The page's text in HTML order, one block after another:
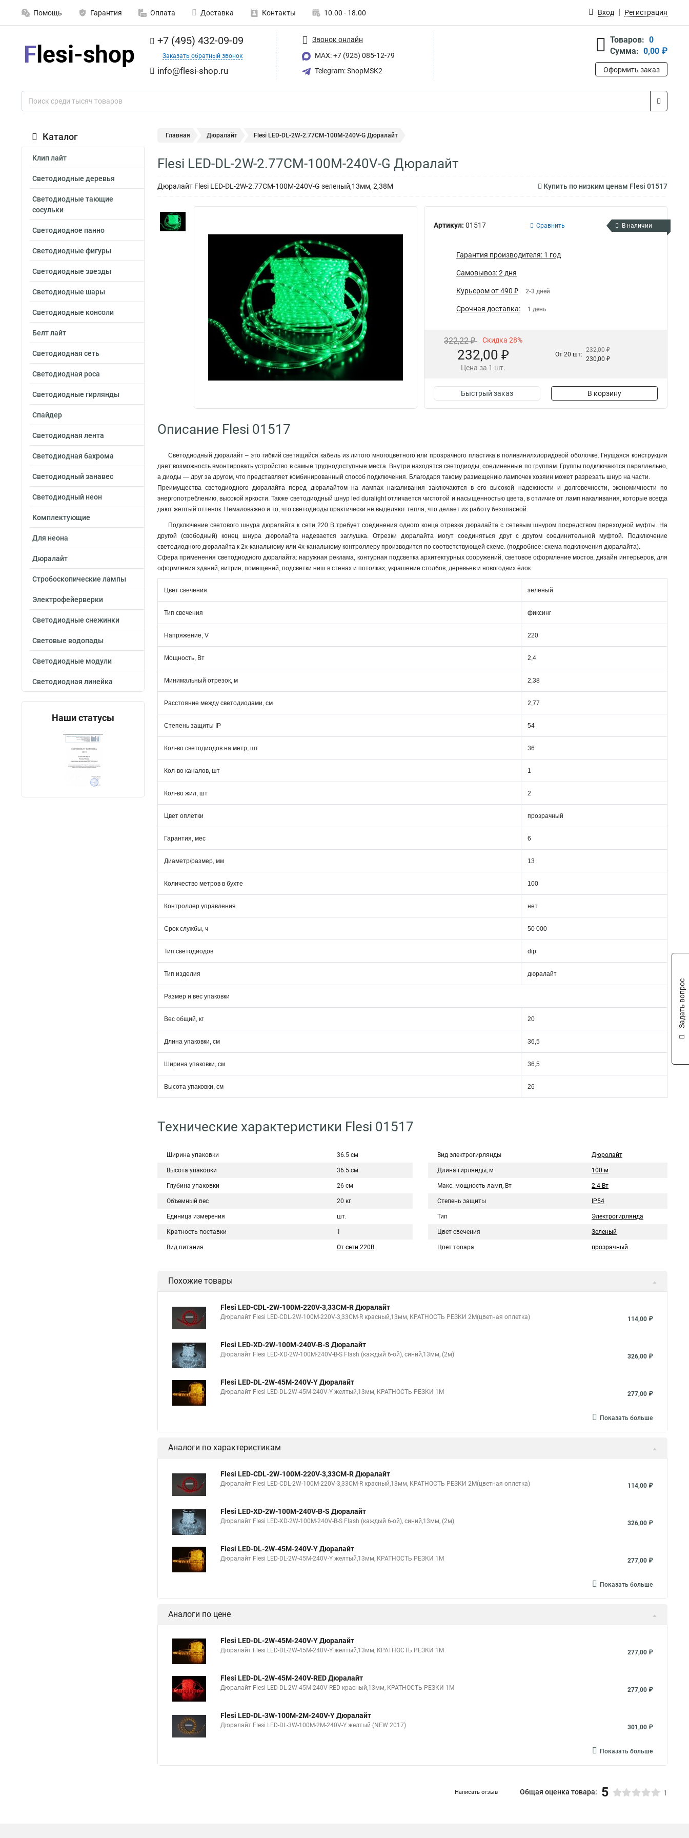
Помощь Гарантия Оплата Доставка Контакты 10.00 - 18.00 Вход Регистрация
+7 (495) 432-09-09
Заказать обратный звонок
info@flesi-shop.ru
Звонок онлайн
MAX: +7 (925) 085-12-79
Telegram: ShopMSK2
Товаров: 0
Сумма: 0,00 ₽
Оформить заказ
Каталог
Клип лайт
Светодиодные деревья
Светодиодные тающие
сосульки
Светодиодное панно
Светодиодные фигуры
Светодиодные звезды
Светодиодные шары
Светодиодные консоли
Белт лайт
Светодиодная сеть
Светодиодная роса
Светодиодные гирлянды
Спайдер
Светодиодная лента
Светодиодная бахрома
Светодиодный занавес
Светодиодный неон
Комплектующие
Для неона
Дюралайт
Стробоскопические лампы
Электрофейерверки
Светодиодные снежинки
Световые водопады
Светодиодные модули
Светодиодная линейка
Наши статусы
Главная Дюралайт Flesi LED-DL-2W-2.77CM-100M-240V-G Дюралайт
Flesi LED-DL-2W-2.77CM-100M-240V-G Дюралайт
Дюралайт Flesi LED-DL-2W-2.77CM-100M-240V-G зеленый,13мм, 2,38М Купить по низким ценам Flesi 01517
Артикул: 01517 Сравнить В наличии
Гарантия производителя: 1 год
Самовывоз: 2 дня
Курьером от 490 ₽ 2-3 дней
Срочная доставка: 1 день
322,22 ₽ Скидка 28%
232,00 ₽
Цена за 1 шт.
От 20 шт:
232,00 ₽
230,00 ₽
Быстрый заказ В корзину
Описание Flesi 01517
Светодиодный дюралайт – это гибкий светящийся кабель из литого многоцветного или прозрачного пластика в поливинилхлоридовой оболочке. Гнущаяся конструкция
дает возможность вмонтировать устройство в самые труднодоступные места. Внутри находятся светодиоды, соединенные по группам. Группы подключаются параллельно,
а диоды — друг за другом, что представляет комбинированный способ подключения. Благодаря такому размещению лампочек хозяин может разрезать шнур на части.
Преимущества светодиодного дюралайта перед дюралайтом на лампах накаливания заключаются в его высокой надежности и долговечности, экономичности по
энергопотреблению, высокой яркости. Также светодиодный шнур led duralight отличается чистотой и насыщенностью цвета, в отличие от ламп накаливания, которые всегда
дают желтый оттенок. Немаловажно и то, что светодиоды практически не выделяют тепла, что делает их работу безопасной.
Подключение светового шнура дюралайта к сети 220 В требует соединения одного конца отрезка дюралайта с сетевым шнуром посредством переходной муфты. На
другой (свободный) конец шнура дюролайта надевается заглушка. Отрезки дюралайта могут соединяться друг с другом соединительной муфтой. Подключение
светодиодного дюралайта к 2х-канальному или 4х-канальному контроллеру производится по соответствующей схеме. (подробнее: схема подключения дюралайта).
Сфера применения светодиодного дюралайта: наружная реклама, контурная подсветка архитектурных сооружений, световое оформление мостов, дизайн интерьеров, для
оформления зданий, витрин, помещений, подсветки ниш в стенах и потолках, украшение столбов, деревьев и новогодних ёлок.
Цвет свечения зеленый
Тип свечения фиксинг
Напряжение, V 220
Мощность, Вт 2,4
Минимальный отрезок, м 2,38
Расстояние между светодиодами, см 2,77
Степень защиты IP 54
Кол-во светодиодов на метр, шт 36
Кол-во каналов, шт 1
Кол-во жил, шт 2
Цвет оплетки прозрачный
Гарантия, мес 6
Диаметр/размер, мм 13
Количество метров в бухте 100
Контроллер управления нет
Срок службы, ч 50 000
Тип светодиодов dip
Тип изделия дюралайт
Размер и вес упаковки
Вес общий, кг 20
Длина упаковки, см 36,5
Ширина упаковки, см 36,5
Высота упаковки, см 26
Технические характеристики Flesi 01517
Ширина упаковки 36.5 см
Высота упаковки 36.5 см
Глубина упаковки 26 см
Объемный вес 20 кг
Единица измерения шт.
Кратность поставки 1
Вид питания От сети 220В
Вид электрогирлянды Дюролайт
Длина гирлянды, м 100 м
Макс. мощность ламп, Вт 2.4 Вт
Степень защиты IP54
Тип Электрогирлянда
Цвет свечения Зеленый
Цвет товара прозрачный
Похожие товары
Flesi LED-СDL-2W-100M-220V-3,33СМ-R Дюралайт
Дюралайт Flesi LED-СDL-2W-100M-220V-3,33СМ-R красный,13мм, КРАТНОСТЬ РЕЗКИ 2М(цветная оплетка) 114,00 ₽
Flesi LED-XD-2W-100M-240V-B-S Дюралайт
Дюралайт Flesi LED-XD-2W-100M-240V-B-S Flash (каждый 6-ой), синий,13мм, (2м) 326,00 ₽
Flesi LED-DL-2W-45M-240V-Y Дюралайт
Дюралайт Flesi LED-DL-2W-45M-240V-Y желтый,13мм, КРАТНОСТЬ РЕЗКИ 1М 277,00 ₽
Показать больше
Аналоги по характеристикам
Flesi LED-СDL-2W-100M-220V-3,33СМ-R Дюралайт
Дюралайт Flesi LED-СDL-2W-100M-220V-3,33СМ-R красный,13мм, КРАТНОСТЬ РЕЗКИ 2М(цветная оплетка) 114,00 ₽
Flesi LED-XD-2W-100M-240V-B-S Дюралайт
Дюралайт Flesi LED-XD-2W-100M-240V-B-S Flash (каждый 6-ой), синий,13мм, (2м) 326,00 ₽
Flesi LED-DL-2W-45M-240V-Y Дюралайт
Дюралайт Flesi LED-DL-2W-45M-240V-Y желтый,13мм, КРАТНОСТЬ РЕЗКИ 1М 277,00 ₽
Показать больше
Аналоги по цене
Flesi LED-DL-2W-45M-240V-Y Дюралайт
Дюралайт Flesi LED-DL-2W-45M-240V-Y желтый,13мм, КРАТНОСТЬ РЕЗКИ 1М 277,00 ₽
Flesi LED-DL-2W-45M-240V-RED Дюралайт
Дюралайт Flesi LED-DL-2W-45M-240V-RED красный,13мм, КРАТНОСТЬ РЕЗКИ 1М 277,00 ₽
Flesi LED-DL-3W-100M-2M-240V-Y Дюралайт
Дюралайт Flesi LED-DL-3W-100M-2M-240V-Y желтый (NEW 2017) 301,00 ₽
Показать больше
Написать отзыв Общая оценка товара: 5 1
Задать вопрос